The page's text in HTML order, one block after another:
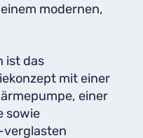
modernen,
ist das
mit einer
einer
sowie